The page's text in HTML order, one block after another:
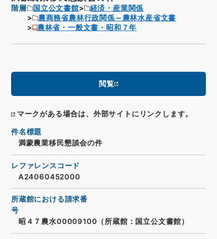
階層 国立公文書館
経済・産業関係
農商務省農林行政関係～農林水産省文書
農林省・一般文書・昭和７年
閲覧
マークがある場合は、外部サイトにリンクします。
件名標題
満蒙農業移民懇談会の件
レファレンスコード
A24060452000
所蔵館における請求番
号
昭４７農水00009100（所蔵館：国立公文書館）